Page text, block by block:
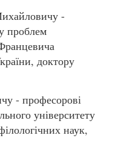
-
проблем
доктору
- професорові
університету
наук,